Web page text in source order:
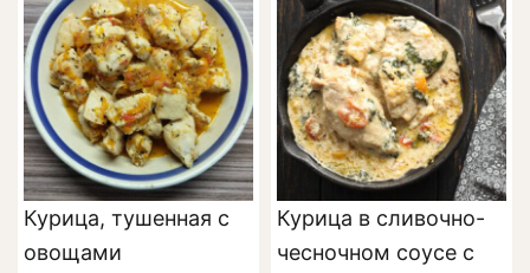
Курица, тушенная с
овощами
Курица в сливочно-
чесночном соусе с